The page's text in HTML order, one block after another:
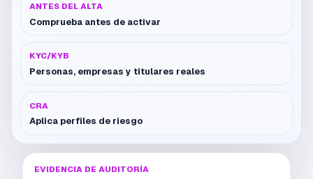
ANTES DEL ALTA
Comprueba antes de activar
KYC/KYB
Personas, empresas y titulares reales
CRA
Aplica perfiles de riesgo
EVIDENCIA DE AUDITORÍA